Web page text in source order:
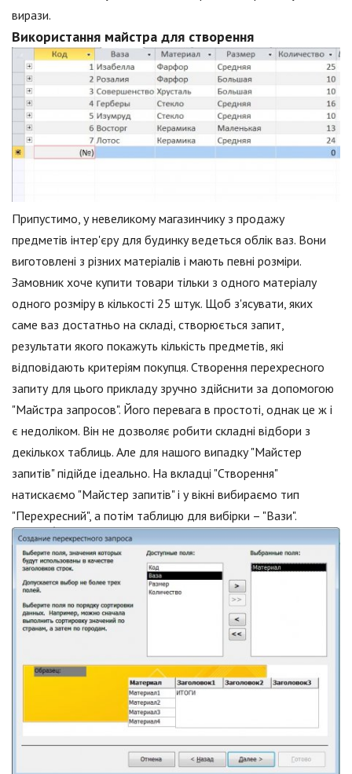
вирази.
Використання майстра для створення
Припустимо, у невеликому магазинчику з продажу
предметів інтер'єру для будинку ведеться облік ваз. Вони
виготовлені з різних матеріалів і мають певні розміри.
Замовник хоче купити товари тільки з одного матеріалу
одного розміру в кількості 25 штук. Щоб з'ясувати, яких
саме ваз достатньо на складі, створюється запит,
результати якого покажуть кількість предметів, які
відповідають критеріям покупця. Створення перехресного
запиту для цього прикладу зручно здійснити за допомогою
"Майстра запросов". Його перевага в простоті, однак це ж і
є недоліком. Він не дозволяє робити складні відбори з
декількох таблиць. Але для нашого випадку "Майстер
запитів" підійде ідеально. На вкладці "Створення"
натискаємо "Майстер запитів" і у вікні вибираємо тип
"Перехресний", а потім таблицю для вибірки – "Вази".